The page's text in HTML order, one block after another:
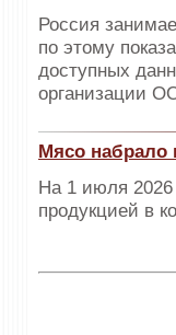
Россия
по этому
доступных
организации
Мясо набрало
На 1 июля 2026
продукцией в